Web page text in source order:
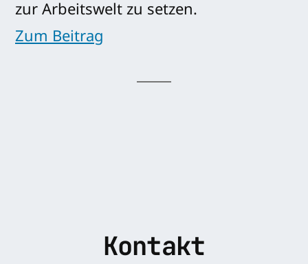
zur Arbeitswelt zu setzen.
Zum Beitrag
Kontakt